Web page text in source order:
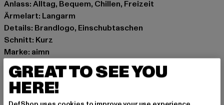
Anlass: Alltag, Bequem, Chillen, Freizeit
Ärmelart: Langarm
Details: Brandlogo, Einschubtaschen
Schnitt: Kurz
Marke: aimn
Kat.: Jacken
Farbe: braun
Hersteller Farbe: espresso
Materialzusammensetzung: 100% Nylon
GREAT TO SEE YOU
HERE!